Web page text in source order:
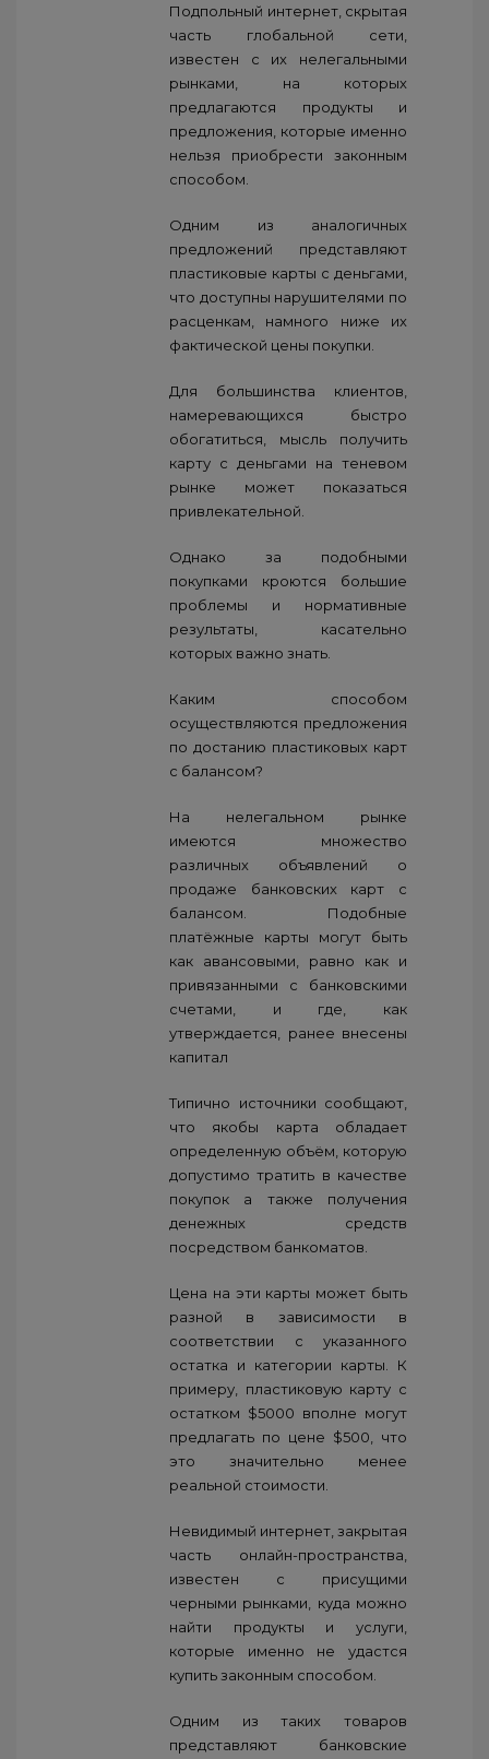
Подпольный интернет, скрытая
часть глобальной сети,
известен с их нелегальными
рынками, на которых
предлагаются продукты и
предложения, которые именно
нельзя приобрести законным
способом.
Одним из аналогичных
предложений представляют
пластиковые карты с деньгами,
что доступны нарушителями по
расценкам, намного ниже их
фактической цены покупки.
Для большинства клиентов,
намеревающихся быстро
обогатиться, мысль получить
карту с деньгами на теневом
рынке может показаться
привлекательной.
Однако за подобными
покупками кроются большие
проблемы и нормативные
результаты, касательно
которых важно знать.
Каким способом
осуществляются предложения
по достанию пластиковых карт
с балансом?
На нелегальном рынке
имеются множество
различных объявлений о
продаже банковских карт с
балансом. Подобные
платёжные карты могут быть
как авансовыми, равно как и
привязанными с банковскими
счетами, и где, как
утверждается, ранее внесены
капитал
Типично источники сообщают,
что якобы карта обладает
определенную объём, которую
допустимо тратить в качестве
покупок а также получения
денежных средств
посредством банкоматов.
Цена на эти карты может быть
разной в зависимости в
соответствии с указанного
остатка и категории карты. К
примеру, пластиковую карту с
остатком $5000 вполне могут
предлагать по цене $500, что
это значительно менее
реальной стоимости.
Невидимый интернет, закрытая
часть онлайн-пространства,
известен с присущими
черными рынками, куда можно
найти продукты и услуги,
которые именно не удастся
купить законным способом.
Одним из таких товаров
представляют банковские